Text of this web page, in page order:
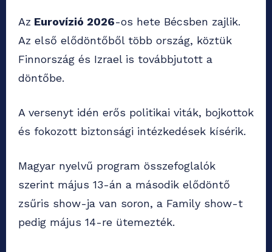
Az Eurovízió 2026-os hete Bécsben zajlik.
Az első elődöntőből több ország, köztük
Finnország és Izrael is továbbjutott a
döntőbe.
A versenyt idén erős politikai viták, bojkottok
és fokozott biztonsági intézkedések kísérik.
Magyar nyelvű program összefoglalók
szerint május 13-án a második elődöntő
zsűris show-ja van soron, a Family show-t
pedig május 14-re ütemezték.